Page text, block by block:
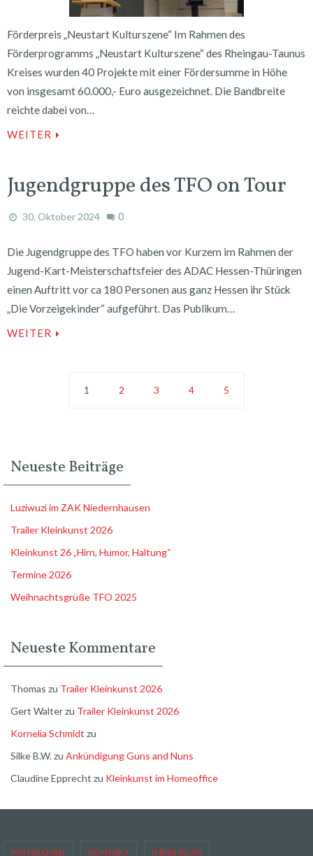
Förderpreis „Neustart Kulturszene“ Im Rahmen des
Förderprogramms „Neustart Kulturszene“ des Rheingau-Taunus
Kreises wurden 40 Projekte mit einer Fördersumme in Höhe
von insgesamt 60.000,- Euro ausgezeichnet. Die Bandbreite
reichte dabei von…
WEITER
Jugendgruppe des TFO on Tour
30. Oktober 2024 0
Die Jugendgruppe des TFO haben vor Kurzem im Rahmen der
Jugend-Kart-Meisterschaftsfeier des ADAC Hessen-Thüringen
einen Auftritt vor ca 180 Personen aus ganz Hessen ihr Stück
„Die Vorzeigekinder“ aufgeführt. Das Publikum…
WEITER
1 2 3 4 5
Neueste Beiträge
Luziwuzi im ZAK Niedernhausen
Trailer Kleinkunst 2026
Kleinkunst 26 „Hirn, Humor, Haltung“
Termine 2026
Weihnachtsgrüße TFO 2025
Neueste Kommentare
Thomas zu Trailer Kleinkunst 2026
Gert Walterzu Trailer Kleinkunst 2026
Kornelia Schmidt zu
Silke B.W.zu Ankündigung Guns and Nuns
Claudine Epprecht zu Kleinkunst im Homeoffice
MITMACHEN KONTAKT IMPRESSUM